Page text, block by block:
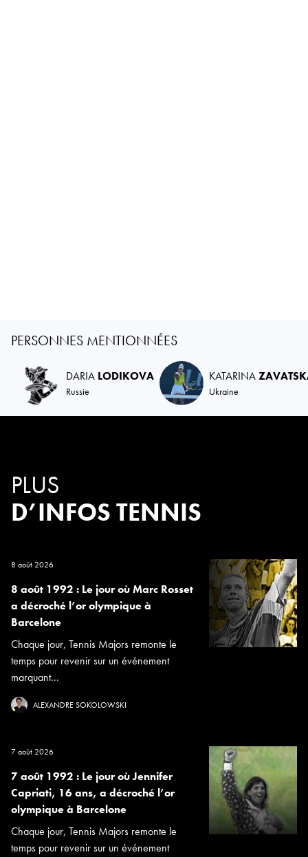
PERSONNES MENTIONNÉES
DARIA LODIKOVA
Russie
KATARINA
Ukraine
PLUS
D’INFOS TENNIS
8 août 2026
8 août 1992 : Le jour où Marc Rosset
a décroché l’or olympique à
Barcelone
Chaque jour, Tennis Majors remonte le
temps pour revenir sur un événement
marquant...
ALEXANDRE SOKOLOWSKI
7 août 2026
7 août 1992 : Le jour où Jennifer
Capriati, 16 ans, a décroché l’or
olympique à Barcelone
Chaque jour, Tennis Majors remonte le
temps pour revenir sur un événement